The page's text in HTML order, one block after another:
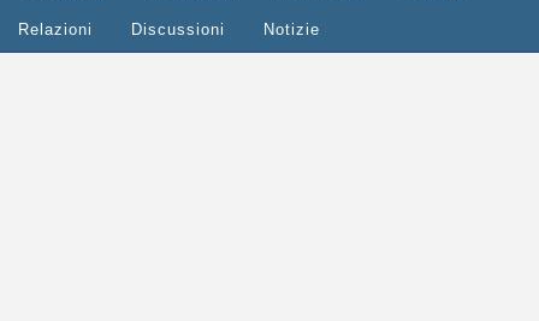
Relazioni Discussioni Notizie